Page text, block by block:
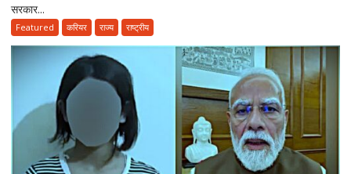
एंटी-
पेपर
लीक
संशोधन
बिल
को
दी
मंजूरी,
सरकार...
Featured करियर राज्य राष्ट्रीय